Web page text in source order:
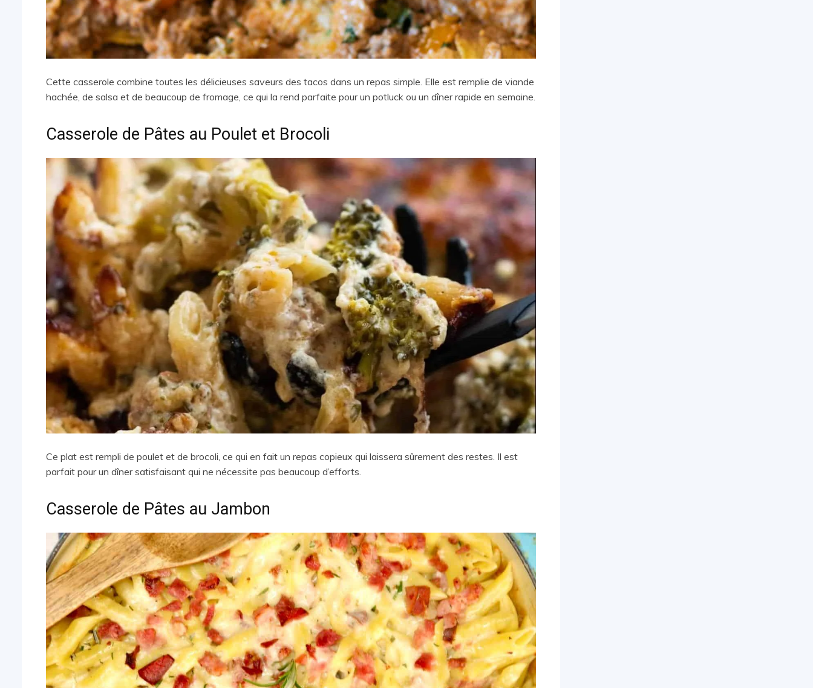
Cette casserole combine toutes les délicieuses saveurs des tacos dans un repas simple. Elle est remplie de viande
hachée, de salsa et de beaucoup de fromage, ce qui la rend parfaite pour un potluck ou un dîner rapide en semaine.
Casserole de Pâtes au Poulet et Brocoli
Ce plat est rempli de poulet et de brocoli, ce qui en fait un repas copieux qui laissera sûrement des restes. Il est
parfait pour un dîner satisfaisant qui ne nécessite pas beaucoup d’efforts.
Casserole de Pâtes au Jambon